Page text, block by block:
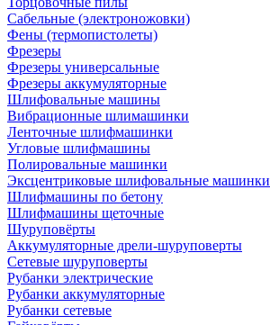
Сабельные (электроножовки)
Фены (термопистолеты)
Фрезеры
Фрезеры универсальные
Фрезеры аккумуляторные
Шлифовальные машины
Вибрационные шлимашинки
Ленточные шлифмашинки
Угловые шлифмашины
Полировальные машинки
Эксцентриковые шлифовальные машинки
Шлифмашины по бетону
Шлифмашины щеточные
Шуруповёрты
Аккумуляторные дрели-шуруповерты
Сетевые шуруповерты
Рубанки электрические
Рубанки аккумуляторные
Рубанки сетевые